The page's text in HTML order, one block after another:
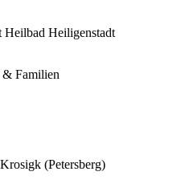
Heilbad Heiligenstadt
Familien
Krosigk (Petersberg)